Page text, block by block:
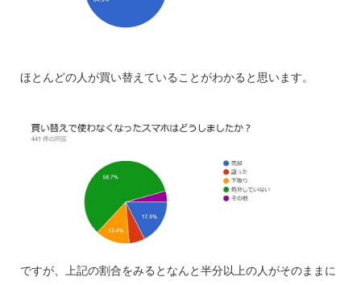
ほとんどの人が買い替えていることがわかると思います。
ですが、上記の割合をみるとなんと半分以上の人がそのままに